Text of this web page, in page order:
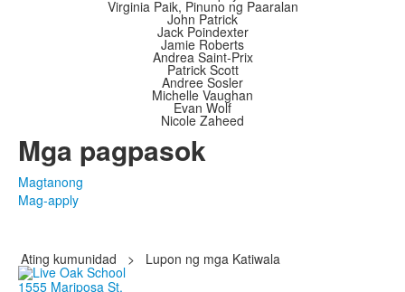
Virginia Paik, Pinuno ng Paaralan
John Patrick
Jack Poindexter
Jamie Roberts
Andrea Saint-Prix
Patrick Scott
Andree Sosler
Michelle Vaughan
Evan Wolf
Nicole Zaheed
Mga pagpasok
Magtanong
Mag-apply
Ating kumunidad >
Lupon ng mga Katiwala
1555 Mariposa St.